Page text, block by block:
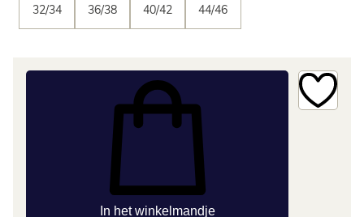
32/34 36/38 40/42 44/46
In het winkelmandje